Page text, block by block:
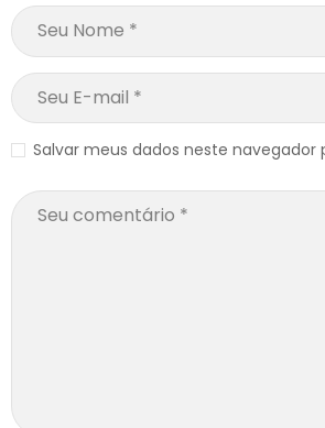
Salvar meus dados neste